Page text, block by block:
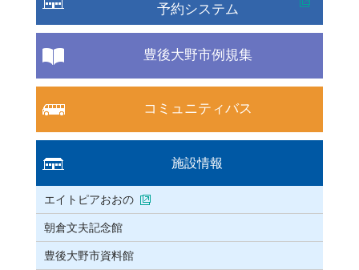
予約システム
豊後大野市例規集
コミュニティバス
施設情報
エイトピアおおの
朝倉文夫記念館
豊後大野市資料館